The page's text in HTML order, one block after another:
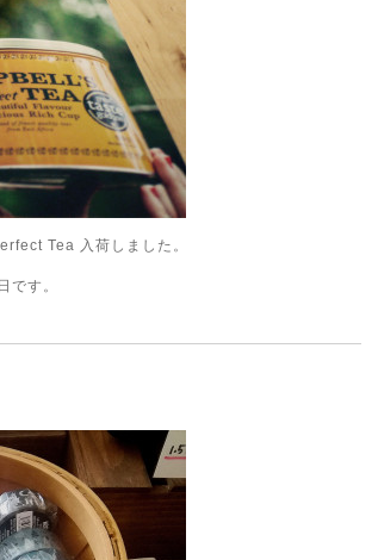
Tea 入荷しました。
す。